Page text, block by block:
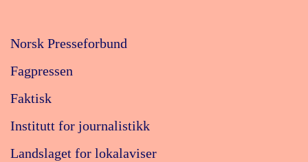
Norsk Presseforbund
Fagpressen
Faktisk
Institutt for journalistikk
Landslaget for lokalaviser